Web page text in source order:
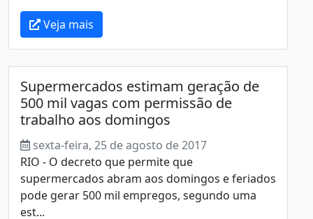
Veja mais
Supermercados estimam geração de
500 mil vagas com permissão de
trabalho aos domingos
sexta-feira, 25 de agosto de 2017
RIO - O decreto que permite que
supermercados abram aos domingos e feriados
pode gerar 500 mil empregos, segundo uma
est...